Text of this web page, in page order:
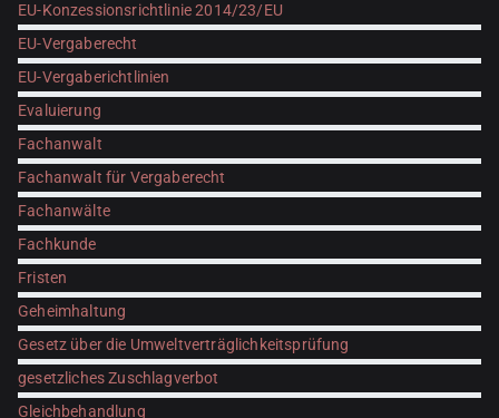
EU-Konzessionsrichtlinie 2014/23/EU
EU-Vergaberecht
EU-Vergaberichtlinien
Evaluierung
Fachanwalt
Fachanwalt für Vergaberecht
Fachanwälte
Fachkunde
Fristen
Geheimhaltung
Gesetz über die Umweltverträglichkeitsprüfung
gesetzliches Zuschlagverbot
Gleichbehandlung